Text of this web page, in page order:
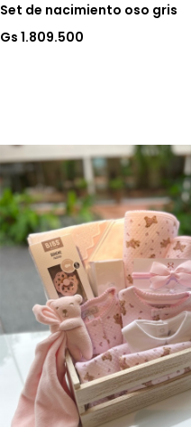
Set de nacimiento oso gris
Gs 1.809.500